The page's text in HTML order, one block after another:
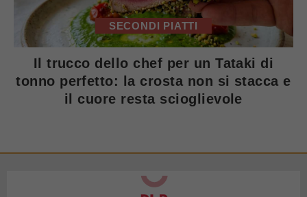
SECONDI PIATTI
Il trucco dello chef per un Tataki di
tonno perfetto: la crosta non si stacca e
il cuore resta scioglievole